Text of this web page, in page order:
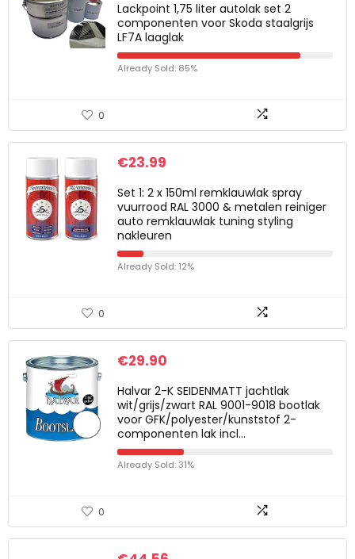
Lackpoint 1,75 liter autolak set 2
componenten voor Skoda staalgrijs
LF7A laaglak
Already Sold: 85%
0
€23.99
Set 1: 2 x 150ml remklauwlak spray
vuurrood RAL 3000 & metalen reiniger
auto remklauwlak tuning styling
nakleuren
Already Sold: 12%
0
€29.90
Halvar 2-K SEIDENMATT jachtlak
wit/grijs/zwart RAL 9001-9018 bootlak
voor GFK/polyester/kunststof 2-
componenten lak incl…
Already Sold: 31%
0